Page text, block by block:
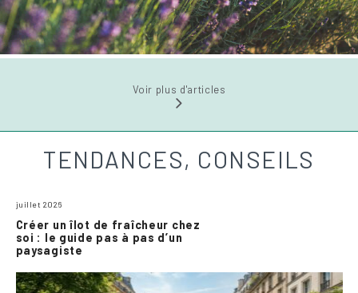
Voir plus d'articles
TENDANCES, CONSEILS
juillet 2026
Créer un îlot de fraîcheur chez
soi : le guide pas à pas d’un
paysagiste